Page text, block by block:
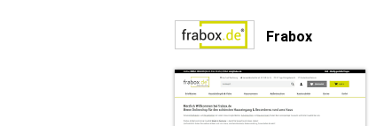
Frabox